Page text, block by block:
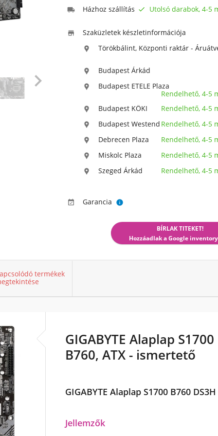

 Házhoz szállítás Utolsó darabok, 4-5

 Szaküzletek készletinformációja

Törökbálint, Központi raktár -
 Budapest Árkád

Budapest ETELE Plaza
Rendelhető, 4-5
 Budapest KÖKI Rendelhető, 4-5
 Budapest Westend Rendelhető, 4-5
 Debrecen Plaza Rendelhető, 4-5
 Miskolc Plaza Rendelhető, 4-5
 Szeged Árkád Rendelhető, 4-5
 Garancia 
BÍRLAK TITEKET!
Hozzáadlak a Google
termékek
GIGABYTE Alaplap
B760, ATX - ismertető
GIGABYTE Alaplap S1700 B760
Jellemzők